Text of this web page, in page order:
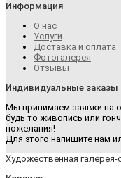
Информация
О нас
Услуги
Доставка и оплата
Фотогалерея
Отзывы
Индивидуальные заказы
Мы принимаем заявки на
будь то живопись или
пожелания!
Для этого напишите нам
Художественная